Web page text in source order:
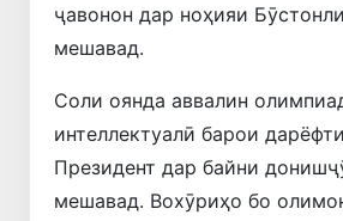
ҷавонон дар ноҳияи
мешавад.
Соли оянда аввалин
интеллектуалӣ барои
Президент дар байни
мешавад. Вохӯриҳо бо